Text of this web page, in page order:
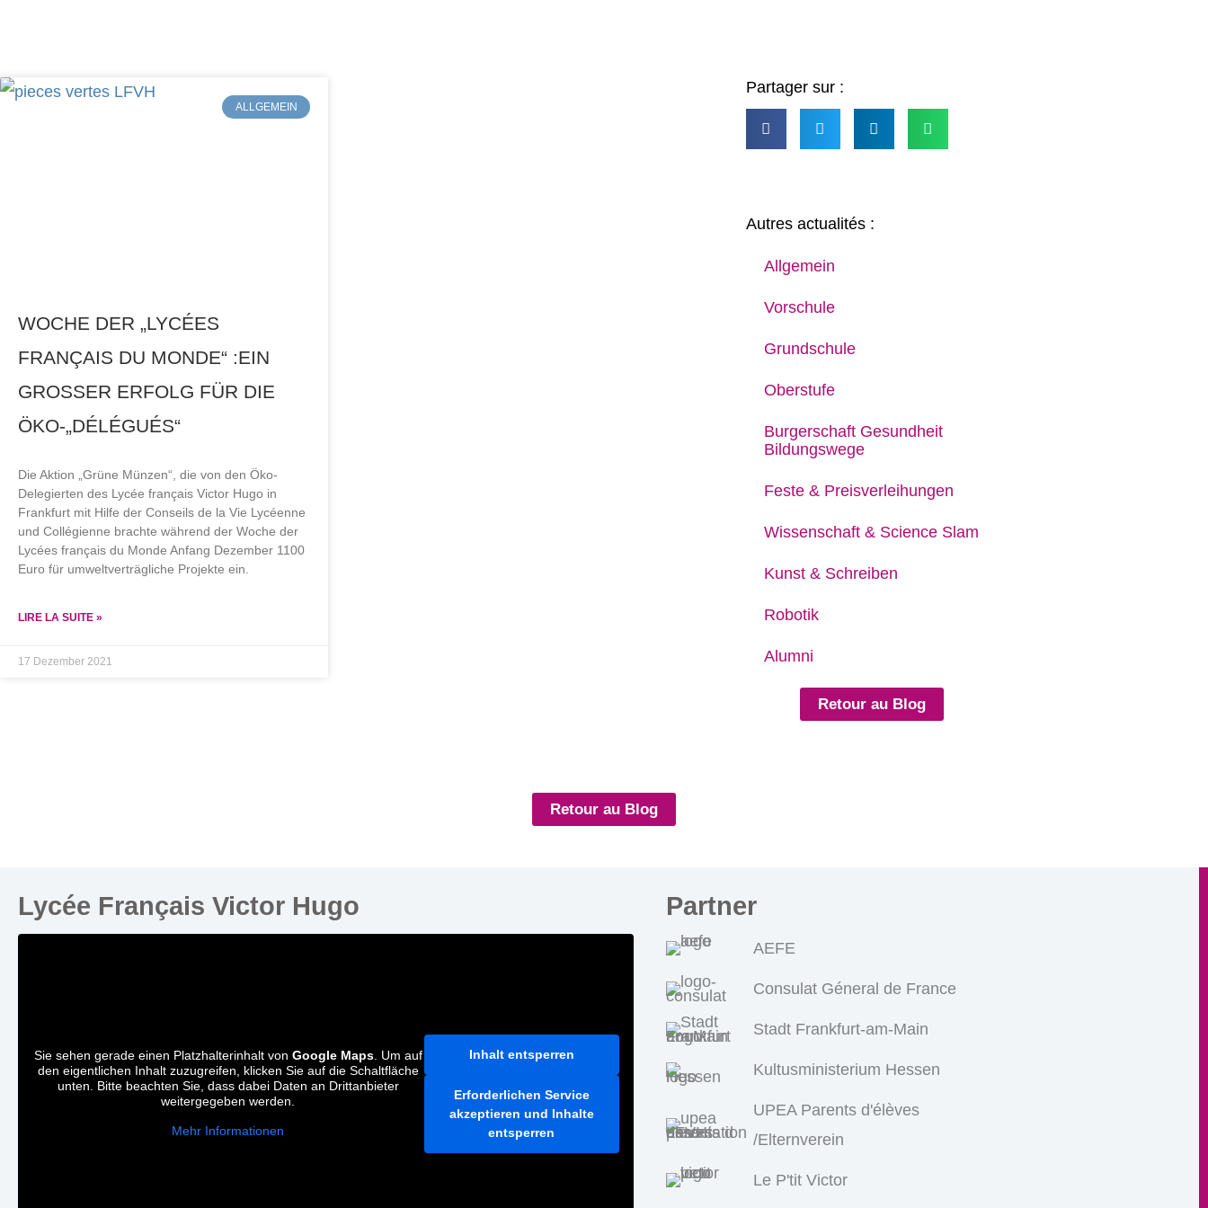
ALLGEMEIN
WOCHE DER „LYCÉES
FRANÇAIS DU MONDE“ :EIN
GROSSER ERFOLG FÜR DIE Ö
KO-„DÉLÉGUÉS“
Die Aktion „Grüne Münzen“, die von den Öko-
Delegierten des Lycée français Victor Hugo in
Frankfurt mit Hilfe der Conseils de la Vie Lycéenne
und Collégienne brachte während der Woche der
Lycées français du Monde Anfang Dezember 1100
Euro für umweltverträgliche Projekte ein.
LIRE LA SUITE »
17 Dezember 2021
Partager sur :
Autres actualités :
Allgemein
Vorschule
Grundschule
Oberstufe
Burgerschaft Gesundheit
Bildungswege
Feste & Preisverleihungen
Wissenschaft & Science Slam
Kunst & Schreiben
Robotik
Alumni
Retour au Blog
Retour au Blog
Lycée Français Victor Hugo
Sie sehen gerade einen Platzhalterinhalt von Google Maps. Um auf
den eigentlichen Inhalt zuzugreifen, klicken Sie auf die Schaltfläche
unten. Bitte beachten Sie, dass dabei Daten an Drittanbieter
weitergegeben werden.
Mehr Informationen
Inhalt entsperren
Erforderlichen Service
akzeptieren und Inhalte
entsperren
Partner
AEFE
Consulat Géneral de France
Stadt Frankfurt-am-Main
Kultusministerium Hessen
UPEA Parents d'élèves
/Elternverein
Le P'tit Victor